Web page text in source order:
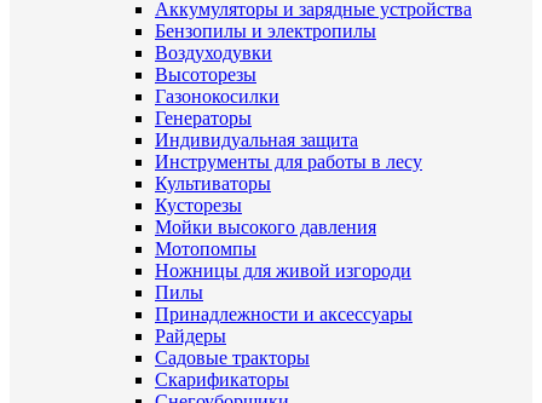
Аккумуляторы и зарядные устройства
Бензопилы и электропилы
Воздуходувки
Высоторезы
Газонокосилки
Генераторы
Индивидуальная защита
Инструменты для работы в лесу
Культиваторы
Кусторезы
Мойки высокого давления
Мотопомпы
Ножницы для живой изгороди
Пилы
Принадлежности и аксессуары
Райдеры
Садовые тракторы
Скарификаторы